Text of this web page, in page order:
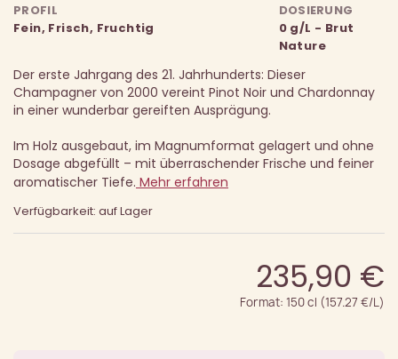
PROFIL
Fein, Frisch, Fruchtig
DOSIERUNG
0 g/L - Brut
Nature
Der erste Jahrgang des 21. Jahrhunderts: Dieser
Champagner von 2000 vereint Pinot Noir und Chardonnay
in einer wunderbar gereiften Ausprägung.
Im Holz ausgebaut, im Magnumformat gelagert und ohne
Dosage abgefüllt – mit überraschender Frische und feiner
aromatischer Tiefe. Mehr erfahren
Verfügbarkeit: auf Lager
235,90 €
Format: 150 cl (157.27 €/L)